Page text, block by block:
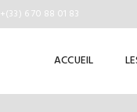
+(33) 6 70 88 01 83
ACCUEIL